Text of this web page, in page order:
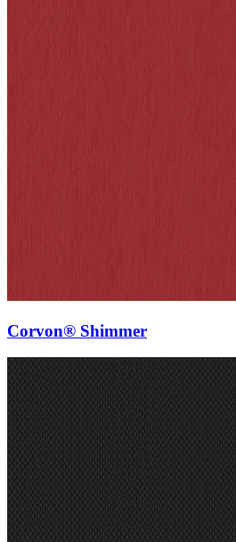
Corvon® Shimmer